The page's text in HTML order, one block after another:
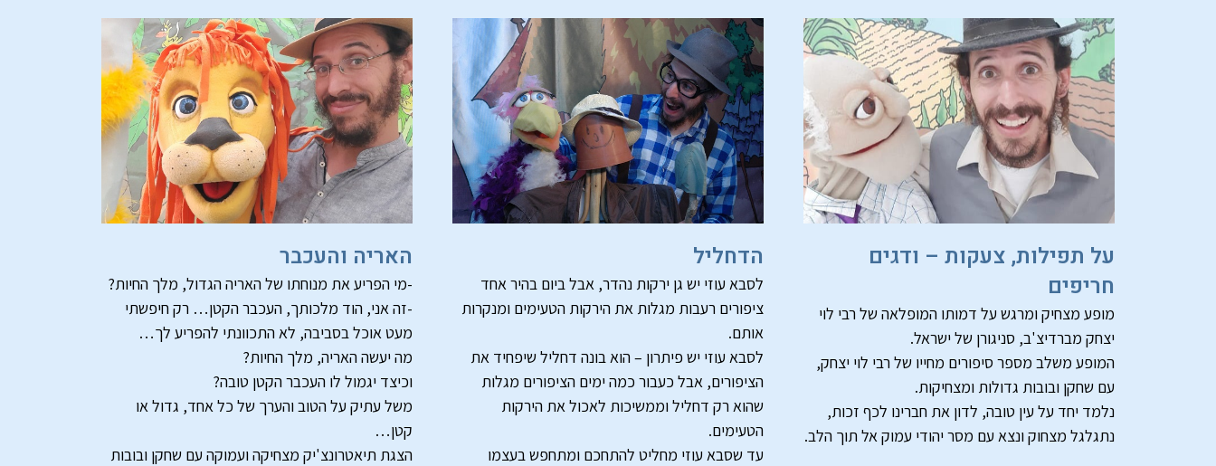
על תפילות, צעקות – ודגים
חריפים
מופע מצחיק ומרגש על דמותו המופלאה של רבי לוי
יצחק מברדיצ'ב, סניגורן של ישראל.
המופע משלב מספר סיפורים מחייו של רבי לוי יצחק,
עם שחקן ובובות גדולות ומצחיקות.
נלמד יחד על עין טובה, לדון את חברינו לכף זכות,
נתגלגל מצחוק ונצא עם מסר יהודי עמוק אל תוך הלב.
הדחליל
לסבא עוזי יש גן ירקות נהדר, אבל ביום בהיר אחד
ציפורים רעבות מגלות את הירקות הטעימים ומנקרות
אותם.
לסבא עוזי יש פיתרון – הוא בונה דחליל שיפחיד את
הציפורים, אבל כעבור כמה ימים הציפורים מגלות
שהוא רק דחליל וממשיכות לאכול את הירקות
הטעימים.
עד שסבא עוזי מחליט להתחכם ומתחפש בעצמו
האריה והעכבר
-מי הפריע את מנוחתו של האריה הגדול, מלך החיות?
-זה אני, הוד מלכותך, העכבר הקטן… רק חיפשתי
מעט אוכל בסביבה, לא התכוונתי להפריע לך…
מה יעשה האריה, מלך החיות?
וכיצד יגמול לו העכבר הקטן טובה?
משל עתיק על הטוב והערך של כל אחד, גדול או
קטן…
הצגת תיאטרונצ'יק מצחיקה ועמוקה עם שחקן ובובות